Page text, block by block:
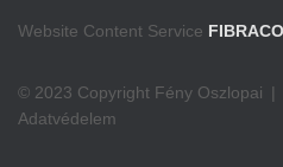
Website Content Service
© 2023 Copyright Fény Oszlopai |
Adatvédelem